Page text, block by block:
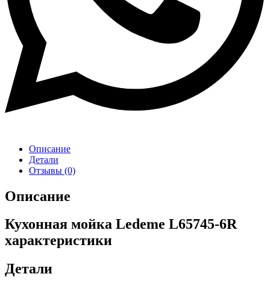
Описание
Детали
Отзывы (0)
Описание
Кухонная мойка Ledeme L65745-6R
характеристики
Детали